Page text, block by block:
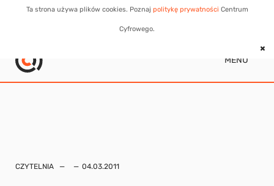
Ta strona używa plików cookies. Poznaj politykę prywatności Centrum
Cyfrowego.
MENU
CZYTELNIA 04.03.2011